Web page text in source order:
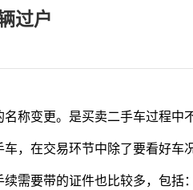
过户
称变更。是买卖二手车过程中
，在交易环节中除了要看好车
需要带的证件也比较多，包括